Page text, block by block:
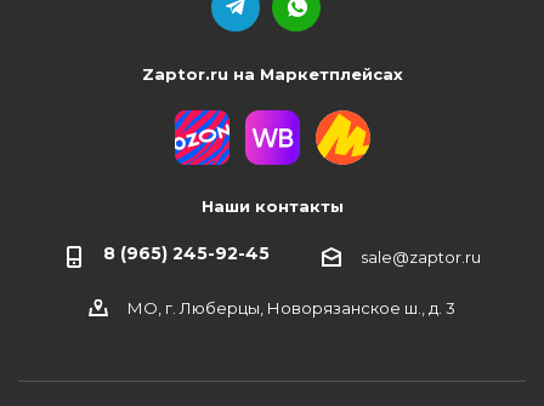
Zaptor.ru на Маркетплейсах
Наши контакты
8 (965) 245-92-45 sale@zaptor.ru
МО, г. Люберцы, Новорязанское ш., д. 3